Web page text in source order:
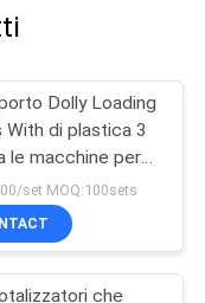
Dolly Loading
With di plastica 3
le macchine per
continua in pollici
dell'unità di
set MOQ:100sets
che